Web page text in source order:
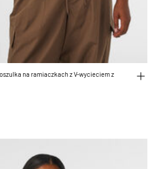
na ramiaczkach z V-wycieciem z